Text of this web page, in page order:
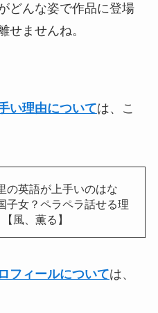
どんな姿で作品に登場
せませんね。
い理由については、こ
の英語が上手いのはな
子女？ペラペラ話せる理
風、薫る】
フィールについては、